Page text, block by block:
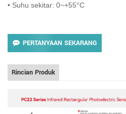
• Suhu sekitar: 0~+55°C
PERTANYAAN SEKARANG
Rincian Produk